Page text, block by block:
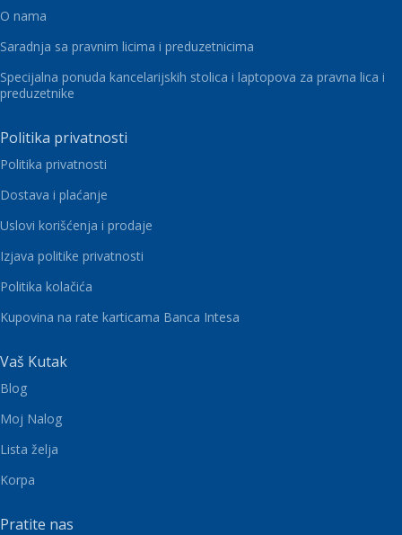
O nama
Saradnja sa pravnim licima i preduzetnicima
Specijalna ponuda kancelarijskih stolica i laptopova za pravna lica i
preduzetnike
Politika privatnosti
Politika privatnosti
Dostava i plaćanje
Uslovi korišćenja i prodaje
Izjava politike privatnosti
Politika kolačića
Kupovina na rate karticama Banca Intesa
Vaš Kutak
Blog
Moj Nalog
Lista želja
Korpa
Pratite nas